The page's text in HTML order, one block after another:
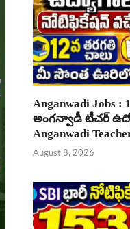
Anganwadi Jobs
అంగన్వాడీ టీచర్
Anganwadi
August 8, 2026